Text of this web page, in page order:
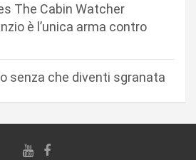
The Cabin Watcher
è l’unica arma contro
senza che diventi sgranata